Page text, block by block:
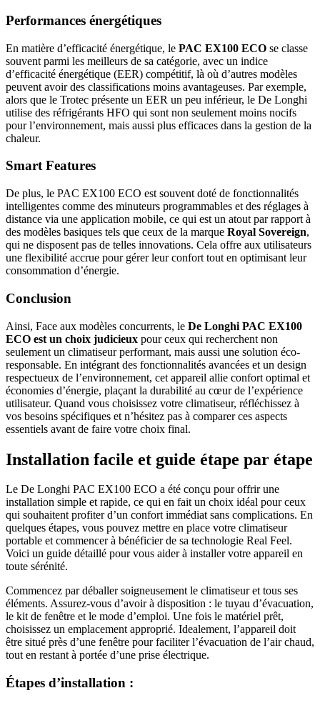
Performances énergétiques
En matière d’efficacité énergétique, le PAC EX100 ECO se classe
souvent parmi les meilleurs de sa catégorie, avec un indice
d’efficacité énergétique (EER) compétitif, là où d’autres modèles
peuvent avoir des classifications moins avantageuses. Par exemple,
alors que le Trotec présente un EER un peu inférieur, le De Longhi
utilise des réfrigérants HFO qui sont non seulement moins nocifs
pour l’environnement, mais aussi plus efficaces dans la gestion de la
chaleur.
Smart Features
De plus, le PAC EX100 ECO est souvent doté de fonctionnalités
intelligentes comme des minuteurs programmables et des réglages à
distance via une application mobile, ce qui est un atout par rapport à
des modèles basiques tels que ceux de la marque Royal Sovereign,
qui ne disposent pas de telles innovations. Cela offre aux utilisateurs
une flexibilité accrue pour gérer leur confort tout en optimisant leur
consommation d’énergie.
Conclusion
Ainsi, Face aux modèles concurrents, le De Longhi PAC EX100
ECO est un choix judicieux pour ceux qui recherchent non
seulement un climatiseur performant, mais aussi une solution éco-
responsable. En intégrant des fonctionnalités avancées et un design
respectueux de l’environnement, cet appareil allie confort optimal et
économies d’énergie, plaçant la durabilité au cœur de l’expérience
utilisateur. Quand vous choisissez votre climatiseur, réfléchissez à
vos besoins spécifiques et n’hésitez pas à comparer ces aspects
essentiels avant de faire votre choix final.
Installation facile et guide étape par étape
Le De Longhi PAC EX100 ECO a été conçu pour offrir une
installation simple et rapide, ce qui en fait un choix idéal pour ceux
qui souhaitent profiter d’un confort immédiat sans complications. En
quelques étapes, vous pouvez mettre en place votre climatiseur
portable et commencer à bénéficier de sa technologie Real Feel.
Voici un guide détaillé pour vous aider à installer votre appareil en
toute sérénité.
Commencez par déballer soigneusement le climatiseur et tous ses
éléments. Assurez-vous d’avoir à disposition : le tuyau d’évacuation,
le kit de fenêtre et le mode d’emploi. Une fois le matériel prêt,
choisissez un emplacement approprié. Idealement, l’appareil doit
être situé près d’une fenêtre pour faciliter l’évacuation de l’air chaud,
tout en restant à portée d’une prise électrique.
Étapes d’installation :